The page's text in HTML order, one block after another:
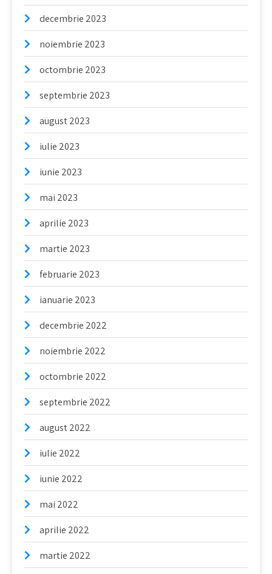
decembrie 2023
noiembrie 2023
octombrie 2023
septembrie 2023
august 2023
iulie 2023
iunie 2023
mai 2023
aprilie 2023
martie 2023
februarie 2023
ianuarie 2023
decembrie 2022
noiembrie 2022
octombrie 2022
septembrie 2022
august 2022
iulie 2022
iunie 2022
mai 2022
aprilie 2022
martie 2022